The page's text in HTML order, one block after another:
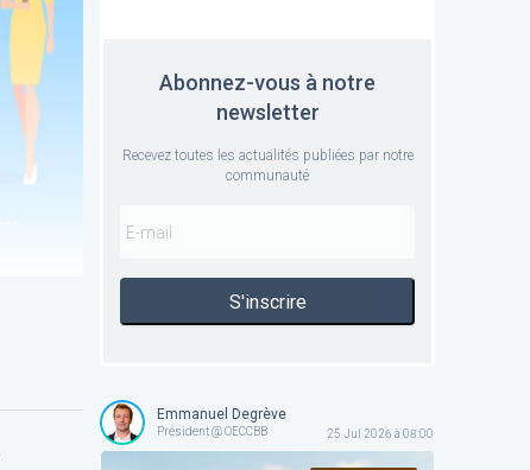
Abonnez-vous à notre
newsletter
Recevez toutes les actualités publiées par notre
communauté
S'inscrire
Emmanuel Degrève
Président @ OECCBB 25 Jul 2026 à 08:00